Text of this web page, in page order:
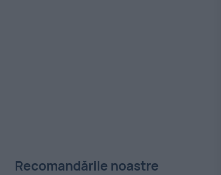
Recomandările noastre